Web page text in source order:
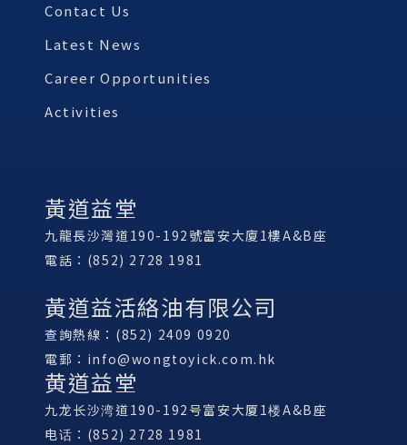
Contact Us
Latest News
Career Opportunities
Activities
黃道益堂
九龍長沙灣道190-192號富安大廈1樓A&B座
電話：(852) 2728 1981
黃道益活絡油有限公司
查詢熱線：(852) 2409 0920
電郵： info@wongtoyick.com.hk
黄道益堂
九龙长沙湾道190-192号富安大厦1楼A&B座
电话：(852) 2728 1981